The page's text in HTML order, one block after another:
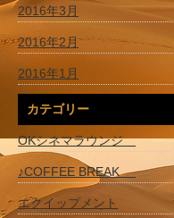
2016年3月
2016年2月
2016年1月
カテゴリー
OKシネマラウンジ
♪COFFEE BREAK
エクイップメント